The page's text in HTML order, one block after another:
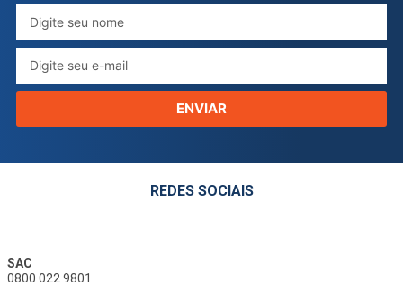
ENVIAR
REDES SOCIAIS
SAC
0800 022 9801